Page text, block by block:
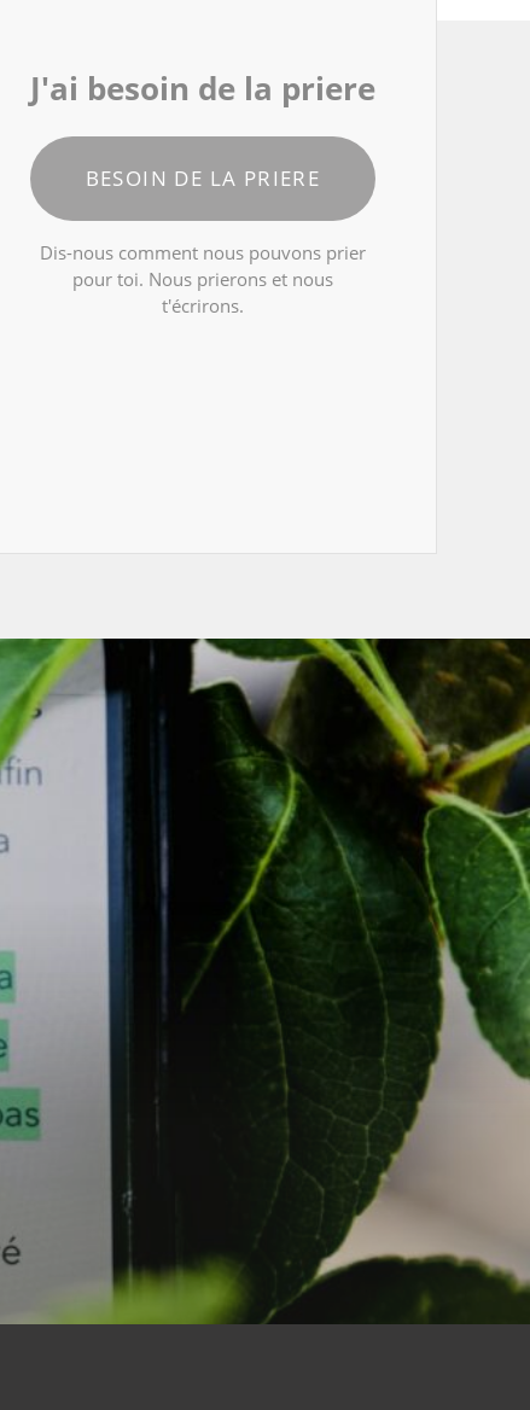
J'ai besoin de la priere
BESOIN DE LA PRIERE
Dis-nous comment nous pouvons prier
pour toi. Nous prierons et nous
t'écrirons.